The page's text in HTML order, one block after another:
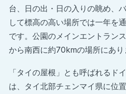
海外での研修経験は、あなた
学や医療関係の職に応募する
別化につながります。
台、日の出・日の入りの眺め、
して標高の高い場所では一年を
です。公園のメインエントラン
から南西に約70kmの場所にあり
「タイの屋根」とも呼ばれるド
は、タイ北部チェンマイ県に位